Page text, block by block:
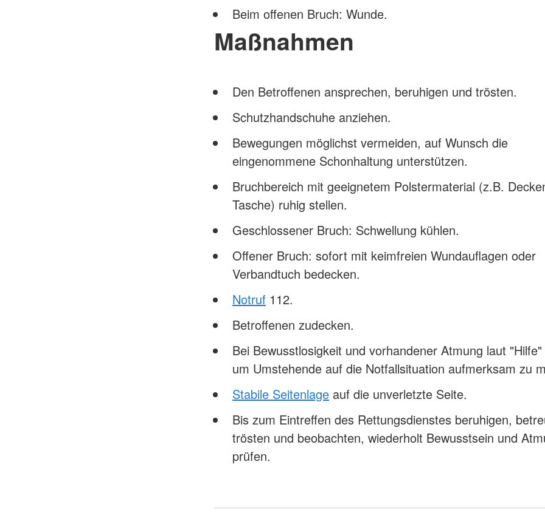
Beim offenen Bruch: Wunde.
Maßnahmen
Den Betroffenen ansprechen, beruhigen und trösten.
Schutzhandschuhe anziehen.
Bewegungen möglichst vermeiden, auf Wunsch die
eingenommene Schonhaltung unterstützen.
Bruchbereich mit geeignetem Polstermaterial (z.B.
Tasche) ruhig stellen.
Geschlossener Bruch: Schwellung kühlen.
Offener Bruch: sofort mit keimfreien Wundauflagen oder
Verbandtuch bedecken.
Notruf 112.
Betroffenen zudecken.
Bei Bewusstlosigkeit und vorhandener Atmung laut
um Umstehende auf die Notfallsituation aufmerksam zu
Stabile Seitenlage auf die unverletzte Seite.
Bis zum Eintreffen des Rettungsdienstes beruhigen,
trösten und beobachten, wiederholt Bewusstsein und
prüfen.